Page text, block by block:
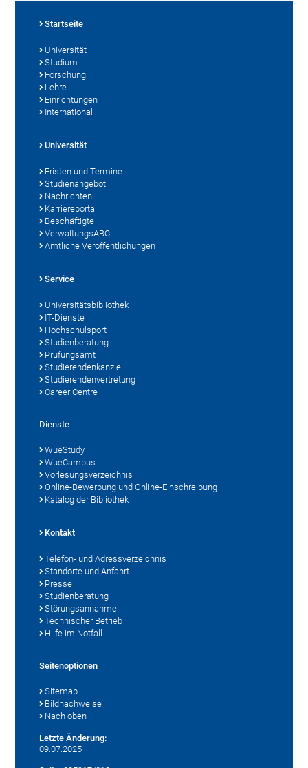
Startseite
Universität
Studium
Forschung
Lehre
Einrichtungen
International
Universität
Fristen und Termine
Studienangebot
Nachrichten
Karriereportal
Beschäftigte
VerwaltungsABC
Amtliche Veröffentlichungen
Service
Universitätsbibliothek
IT-Dienste
Hochschulsport
Studienberatung
Prüfungsamt
Studierendenkanzlei
Studierendenvertretung
Career Centre
Dienste
WueStudy
WueCampus
Vorlesungsverzeichnis
Online-Bewerbung und Online-Einschreibung
Katalog der Bibliothek
Kontakt
Telefon- und Adressverzeichnis
Standorte und Anfahrt
Presse
Studienberatung
Störungsannahme
Technischer Betrieb
Hilfe im Notfall
Seitenoptionen
Sitemap
Bildnachweise
Nach oben
Letzte Änderung:
09.07.2025